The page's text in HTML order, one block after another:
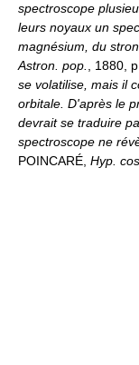
spectroscope
leurs noyaux un
magnésium, du
Astron. pop.
, 1880,
se volatilise, mais il
orbitale. D'après le
devrait se traduire
spectroscope ne
POINCARÉ, Hyp.